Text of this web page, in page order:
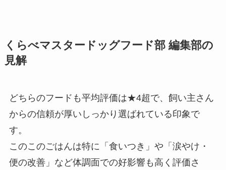
くらべマスタードッグフード部 編集部の
見解
どちらのフードも平均評価は★4超で、飼い主さん
からの信頼が厚いしっかり選ばれている印象で
す。
このこのごはんは特に「食いつき」や「涙やけ・
便の改善」など体調面での好影響も高く評価さ